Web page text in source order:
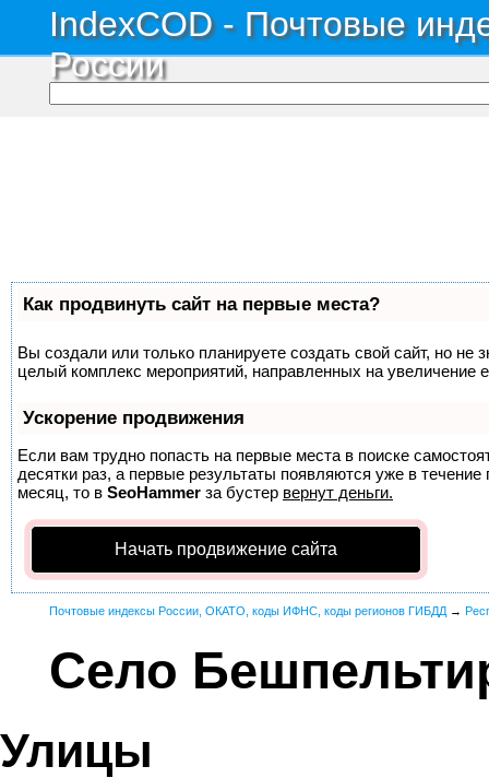
IndexCOD - Почтовые
России
Как продвинуть сайт на первые места?
Вы создали или только планируете создать свой сайт, но не
целый комплекс мероприятий, направленных на увеличение
Ускорение продвижения
Если вам трудно попасть на первые места в поиске
десятки раз, а первые результаты появляются уже в
месяц, то в SeoHammer за бустер вернут деньги.
Начать продвижение сайта
Почтовые индексы России, ОКАТО, коды ИФНС, коды регионов ГИБДД →
Село
Улицы